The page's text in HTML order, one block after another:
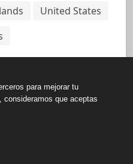
United States
reserved.
Del Panamá
para mejorar tu
consideramos que aceptas